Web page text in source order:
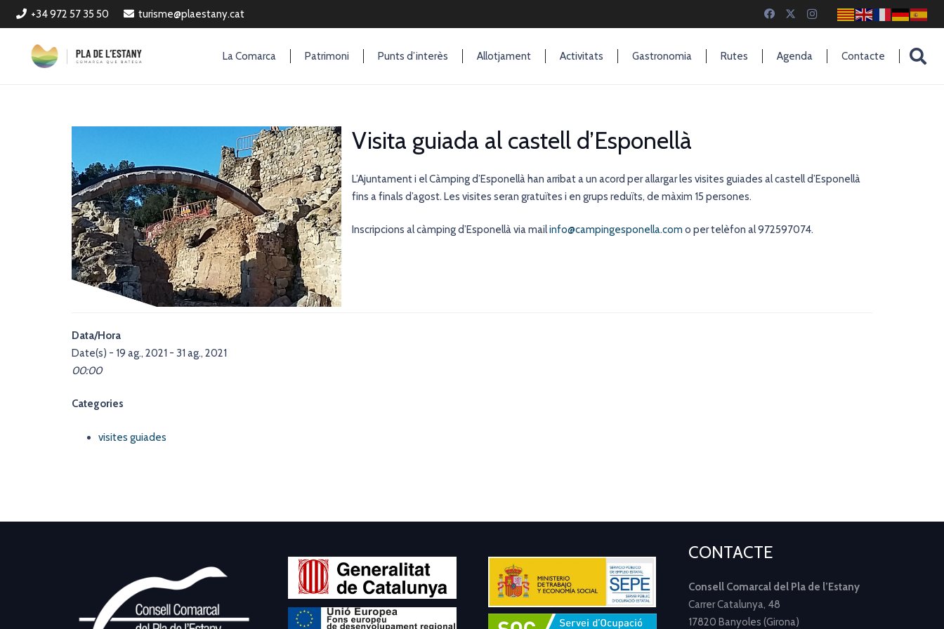
+34 972 57 35 50 turisme@plaestany.cat
La Comarca Patrimoni Punts d’interès Allotjament Activitats Gastronomia Rutes Agenda Contacte
Visita guiada al castell d’Esponellà
L’Ajuntament i el Càmping d’Esponellà han arribat a un acord per allargar les visites guiades al castell d’Esponellà
fins a finals d’agost. Les visites seran gratuïtes i en grups reduïts, de màxim 15 persones.
Inscripcions al càmping d’Esponellà via mailinfo@campingesponella.com o per telèfon al 972597074.
Data/Hora
Date(s) - 19 ag., 2021 - 31 ag., 2021
00:00
Categories
visites guiades
CONTACTE
Consell Comarcal del Pla de l’Estany
Carrer Catalunya, 48
17820 Banyoles (Girona)